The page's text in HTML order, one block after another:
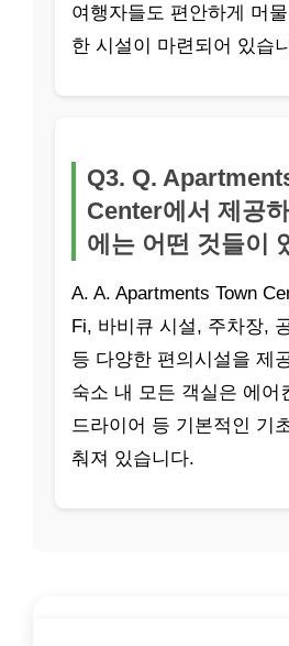
여행자들도 편안하게 머
한 시설이 마련되어 있습
Q3. Q.
Center에서 제공
에는 어떤 것들이
A. A. Apartments Town
Fi, 바비큐 시설, 주차장,
등 다양한 편의시설을 제
숙소 내 모든 객실은 에어
드라이어 등 기본적인 기
춰져 있습니다.